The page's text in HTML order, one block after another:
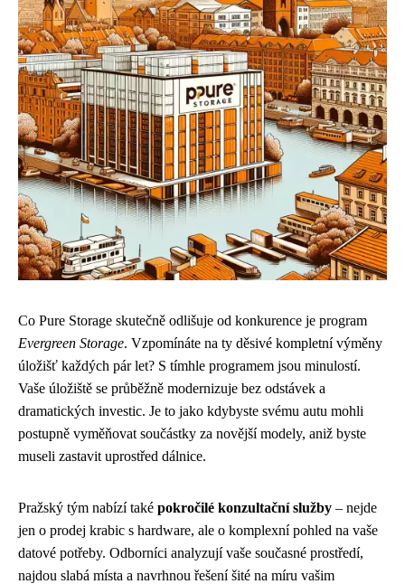
Co Pure Storage skutečně odlišuje od konkurence je program
Evergreen Storage. Vzpomínáte na ty děsivé kompletní výměny
úložišť každých pár let? S tímhle programem jsou minulostí.
Vaše úložiště se průběžně modernizuje bez odstávek a
dramatických investic. Je to jako kdybyste svému autu mohli
postupně vyměňovat součástky za novější modely, aniž byste
museli zastavit uprostřed dálnice.
Pražský tým nabízí také pokročilé konzultační služby – nejde
jen o prodej krabic s hardware, ale o komplexní pohled na vaše
datové potřeby. Odborníci analyzují vaše současné prostředí,
najdou slabá místa a navrhnou řešení šité na míru vašim